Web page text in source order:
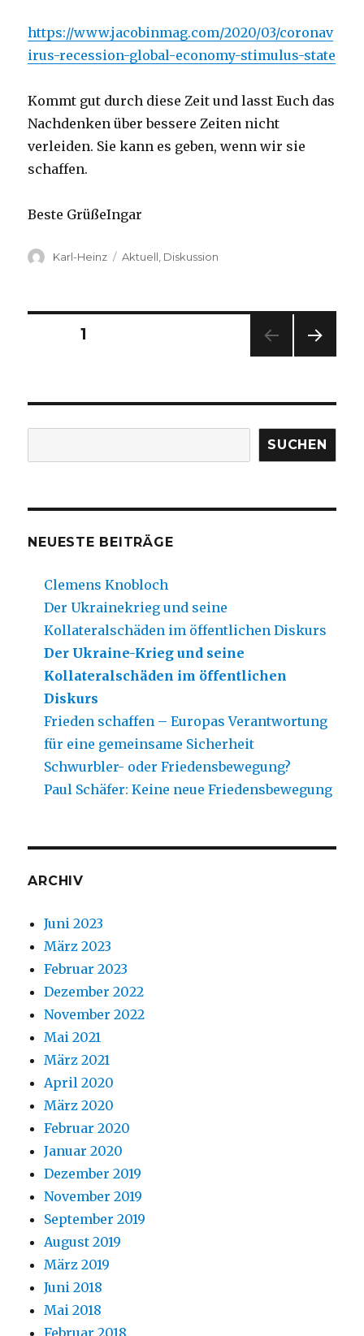
https://www.jacobinmag.com/2020/03/coronav
irus-recession-global-economy-stimulus-state
Kommt gut durch diese Zeit und lasst Euch das
Nachdenken über bessere Zeiten nicht
verleiden. Sie kann es geben, wenn wir sie
schaffen.
Beste GrüßeIngar
Autor
Karl-Heinz Kategorien
Aktuell Diskussion
Beitragsnavigation
SEITE1
E
SUCHEN
NEUESTE BEITRÄGE
Clemens Knobloch
Der Ukrainekrieg und seine
Kollateralschäden im öffentlichen Diskurs
Der Ukraine-Krieg und seine
Kollateralschäden im öffentlichen
Diskurs
Frieden schaffen – Europas Verantwortung
für eine gemeinsame Sicherheit
Schwurbler- oder Friedensbewegung?
Paul Schäfer: Keine neue Friedensbewegung
ARCHIV
Juni 2023
März 2023
Februar 2023
Dezember 2022
November 2022
Mai 2021
März 2021
April 2020
März 2020
Februar 2020
Januar 2020
Dezember 2019
November 2019
September 2019
August 2019
März 2019
Juni 2018
Mai 2018
Februar 2018